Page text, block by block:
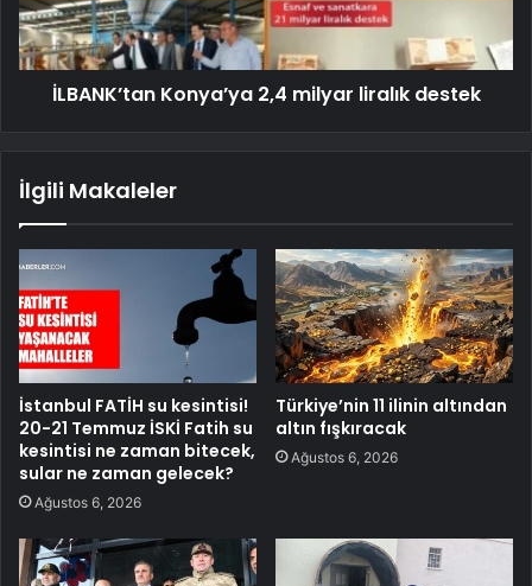
İLBANK’tan Konya’ya 2,4 milyar liralık destek
İlgili Makaleler
İstanbul FATİH su kesintisi!
20-21 Temmuz İSKİ Fatih su
kesintisi ne zaman bitecek,
sular ne zaman gelecek?
Ağustos 6, 2026
Türkiye’nin 11 ilinin altından
altın fışkıracak
Ağustos 6, 2026